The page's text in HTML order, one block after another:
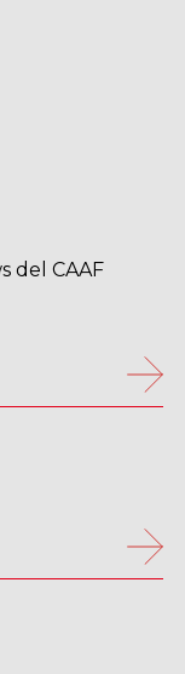
del CAAF